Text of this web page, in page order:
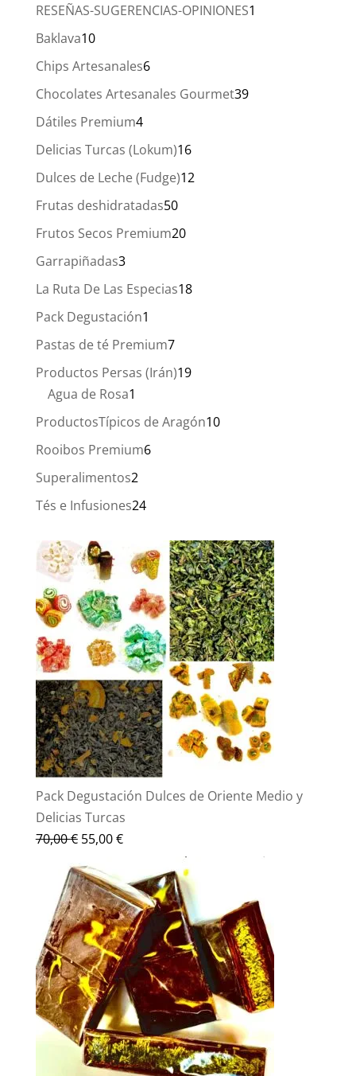
RESEÑAS-SUGERENCIAS-OPINIONES1
Baklava1010
productos
Chips Artesanales66
productos
Chocolates Artesanales Gourmet3939
Dátiles Premium44
productos
Delicias Turcas (Lokum)1616
productos
Dulces de Leche (Fudge)1212
Frutas deshidratadas5050
productos
Frutos Secos Premium2020
Garrapiñadas33
productos
La Ruta De Las Especias1818
Pack Degustación1
producto
Pastas de té Premium77
productos
Productos Persas (Irán)1919
Agua de Rosa1
producto
ProductosTípicos de Aragón1010
Rooibos Premium66
Superalimentos22
productos
Tés e Infusiones2424
Pack Degustación Dulces de Oriente Medio y
Delicias Turcas
70,00€ El
original
era:
70,00 €.
55,00€El
actual
es:
55,00 €.